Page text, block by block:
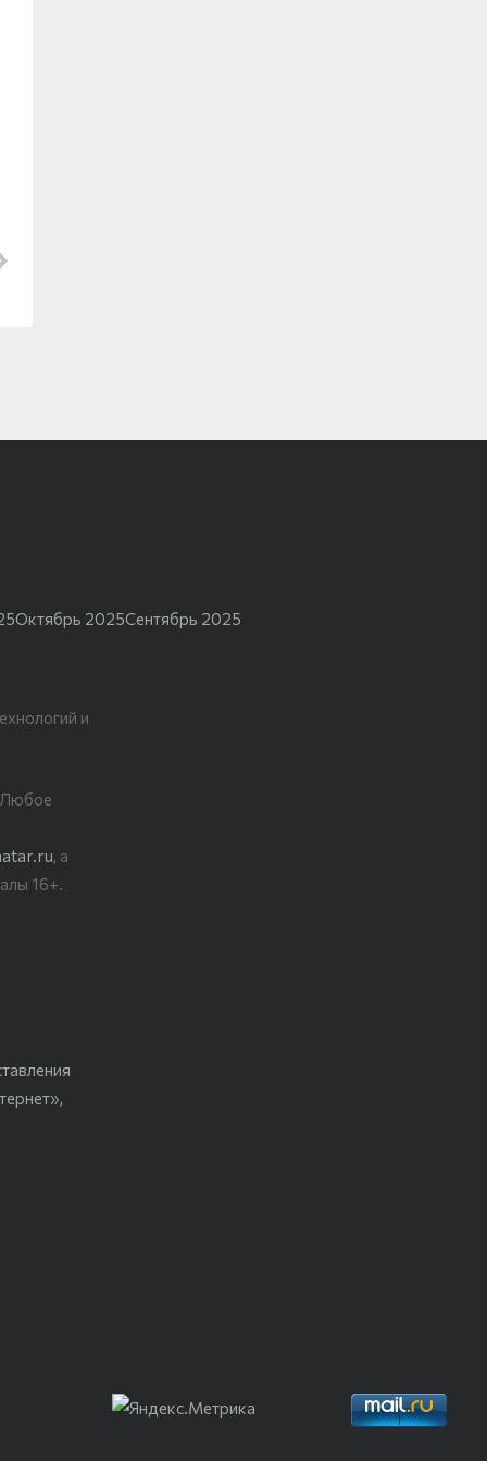
Октябрь 2025Сентябрь 2025
и
Любое
, а
16+.